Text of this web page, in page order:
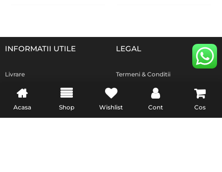
INFORMATII UTILE
Livrare
Formular de retur
LEGAL
Termeni & Conditii
Politica Cookies
Garanție și conformitate
Acasa Shop Wishlist Cont Cos